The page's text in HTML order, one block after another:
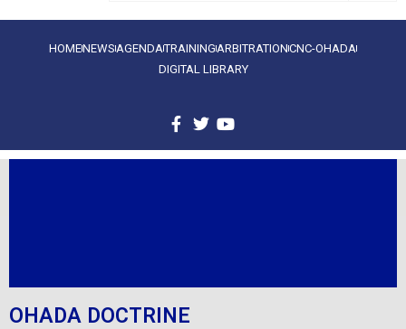
HOMENEWS AGENDATRAINING ARBITRATIONCNC-OHADA
DIGITAL LIBRARY
OHADA DOCTRINE